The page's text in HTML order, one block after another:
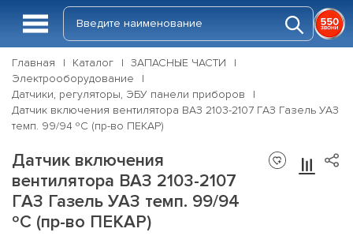
Главная Каталог
ЗАПАСНЫЕ ЧАСТИ
Электрооборудование
Датчики, регуляторы, ЭБУ панели приборов
Датчик включения вентилятора ВАЗ 2103-2107 ГАЗ Газель УАЗ
темп. 99/94 ºС (пр-во ПЕКАР)
Датчик включения
вентилятора ВАЗ 2103-2107
ГАЗ Газель УАЗ темп. 99/94
ºС (пр-во ПЕКАР)